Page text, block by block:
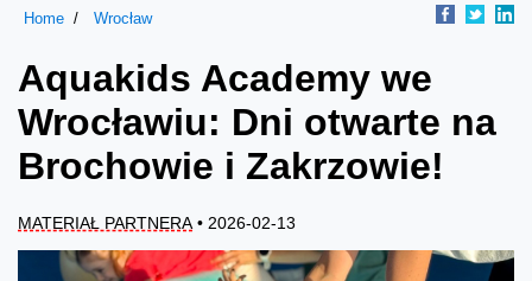
Home Wrocław
Aquakids Academy we
Wrocławiu: Dni otwarte na
Brochowie i Zakrzowie!
MATERIAŁ PARTNERA• 2026-02-13